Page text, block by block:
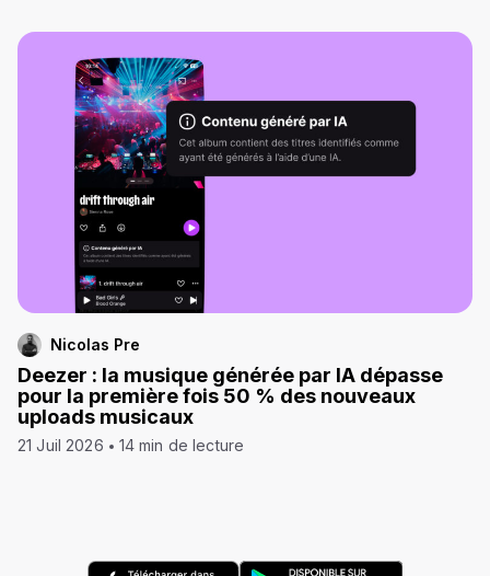
Nicolas Pre
Deezer : la musique générée par IA dépasse
pour la première fois 50 % des nouveaux
uploads musicaux
21 Juil 2026 14 min de lecture